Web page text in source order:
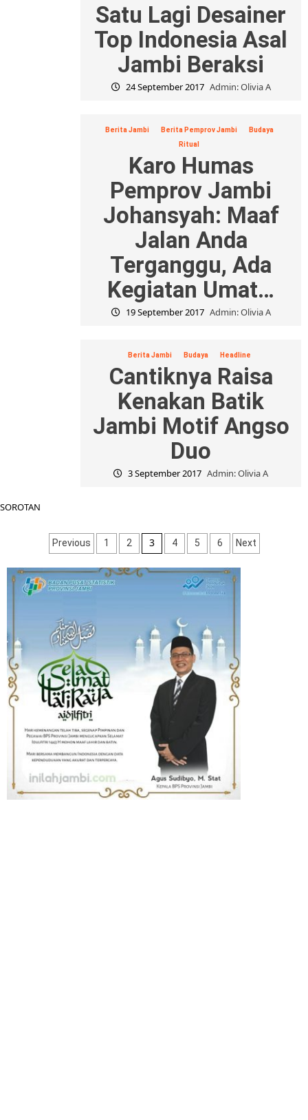
Satu Lagi Desainer
Top Indonesia Asal
Jambi Beraksi
24 September 2017 Admin: Olivia A
Berita Jambi Berita Pemprov Jambi
Budaya
Ritual
Karo Humas
Pemprov Jambi
Johansyah: Maaf
Jalan Anda
Terganggu, Ada
Kegiatan Umat…
19 September 2017 Admin: Olivia A
Berita Jambi Budaya Headline
Cantiknya Raisa
Kenakan Batik
Jambi Motif Angso
Duo
3 September 2017 Admin: Olivia A
SOROTAN
Navigasi
pos
Previous 1 2 3 4 5 6 Next